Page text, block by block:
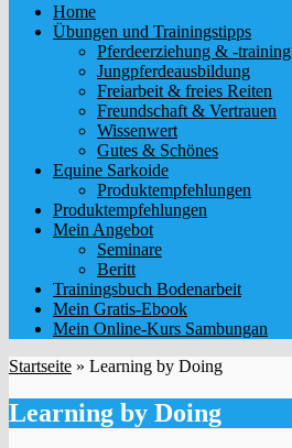
Home
Übungen und Trainingstipps
Pferdeerziehung & -training
Jungpferdeausbildung
Freiarbeit & freies Reiten
Freundschaft & Vertrauen
Wissenwert
Gutes & Schönes
Equine Sarkoide
Produktempfehlungen
Produktempfehlungen
Mein Angebot
Seminare
Beritt
Trainingsbuch Bodenarbeit
Mein Gratis-Ebook
Mein Online-Kurs Sambungan
Startseite » Learning by Doing
Learning by Doing